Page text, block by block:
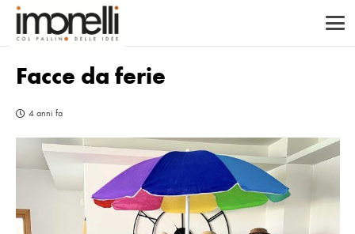
Facce da ferie
4 anni fa